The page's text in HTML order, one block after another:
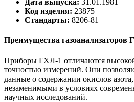
Дата выпуска: 31.01.1981
Код изделия: 23875
Стандарты: 8206-81
Преимущества газоанализаторов
Приборы ГХЛ-1 отличаются
точностью измерений. Они
данные о содержании окислов
незаменимыми в условиях
научных исследований.